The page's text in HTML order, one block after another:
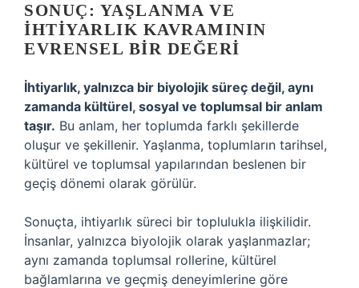
SONUÇ: YAŞLANMA VE
İHTIYARLIK KAVRAMININ
EVRENSEL BIR DEĞERI
İhtiyarlık, yalnızca bir biyolojik süreç değil, aynı
zamanda kültürel, sosyal ve toplumsal bir anlam
taşır. Bu anlam, her toplumda farklı şekillerde
oluşur ve şekillenir. Yaşlanma, toplumların tarihsel,
kültürel ve toplumsal yapılarından beslenen bir
geçiş dönemi olarak görülür.
Sonuçta, ihtiyarlık süreci bir toplulukla ilişkilidir.
İnsanlar, yalnızca biyolojik olarak yaşlanmazlar;
aynı zamanda toplumsal rollerine, kültürel
bağlamlarına ve geçmiş deneyimlerine göre